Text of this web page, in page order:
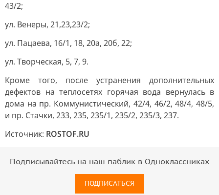
43/2;
ул. Венеры, 21,23,23/2;
ул. Пацаева, 16/1, 18, 20а, 20б, 22;
ул. Творческая, 5, 7, 9.
Кроме того, после устранения дополнительных
дефектов на теплосетях горячая вода вернулась в
дома на пр. Коммунистический, 42/4, 46/2, 48/4, 48/5,
и пр. Стачки, 233, 235, 235/1, 235/2, 235/3, 237.
Источник: ROSTOF.RU
Подписывайтесь на наш паблик в Одноклассниках
ПОДПИСАТЬСЯ